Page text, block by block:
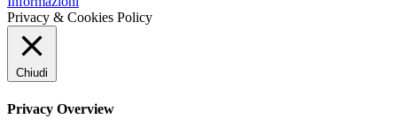
Privacy & Cookies Policy
Chiudi
Privacy Overview